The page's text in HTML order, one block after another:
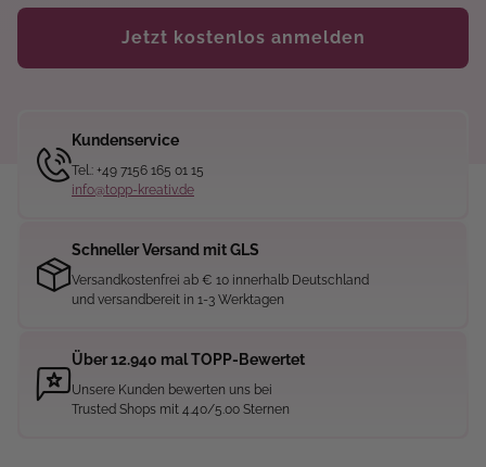
Jetzt kostenlos anmelden
Kundenservice
Tel.: +49 7156 165 01 15
info@topp-kreativ.de
Schneller Versand mit GLS
Versandkostenfrei ab € 10 innerhalb Deutschland
und versandbereit in 1-3 Werktagen
Über 12.940 mal TOPP-Bewertet
Unsere Kunden bewerten uns bei
Trusted Shops mit 4.40/5.00 Sternen